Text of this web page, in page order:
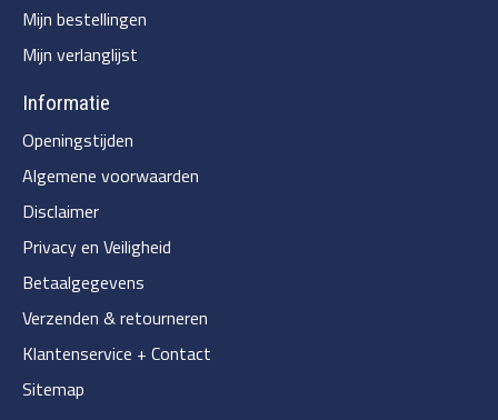
Mijn bestellingen
Mijn verlanglijst
Informatie
Openingstijden
Algemene voorwaarden
Disclaimer
Privacy en Veiligheid
Betaalgegevens
Verzenden & retourneren
Klantenservice + Contact
Sitemap